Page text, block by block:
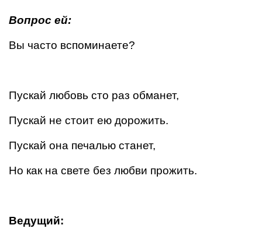
Вопрос ей:
Вы часто вспоминаете?
Пускай любовь сто раз обманет,
Пускай не стоит ею дорожить.
Пускай она печалью станет,
Но как на свете без любви прожить.
Ведущий: